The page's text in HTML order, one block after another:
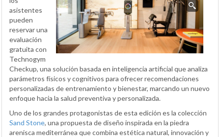
asistentes
pueden
reservar una
evaluación
gratuita con
Technogym
Checkup, una solución basada en inteligencia artificial que analiza
parámetros físicos y cognitivos para ofrecer recomendaciones
personalizadas de entrenamiento y bienestar, marcando un nuevo
enfoque hacia la salud preventiva y personalizada.
Uno de los grandes protagonistas de esta edición es la colección
Sand Stone, una propuesta de diseño inspirada en la piedra
arenisca mediterránea que combina estética natural, innovación y